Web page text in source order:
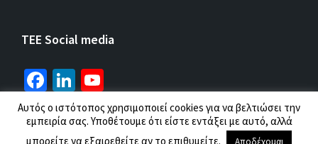
TEE Social media
Fa
ce
b
Li
n
ke
u
T
© 2026 ΤΕΕ |Πολιτική προσωπικών δεδομένων
Αυτός ο ιστότοπος χρησιμοποιεί cookies για να βελτιώσει την
εμπειρία σας. Υποθέτουμε ότι είστε εντάξει με αυτό, αλλά
μπορείτε να εξαιρεθείτε αν το επιθυμείτε.
Αποδέχομαι